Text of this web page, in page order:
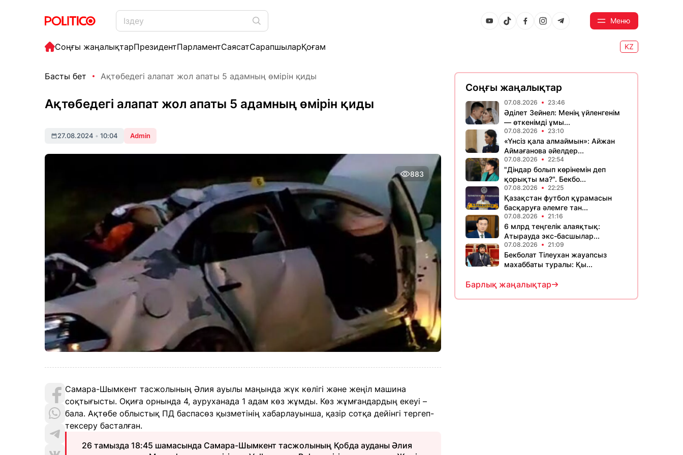
Меню
Соңғы жаңалықтарПрезидентПарламентСаясатСарапшыларҚоғам KZ
Басты бет Ақтөбедегі алапат жол апаты 5 адамның өмірін қиды
Ақтөбедегі алапат жол апаты 5 адамның өмірін қиды
27.08.2024 • 10:04 Admin
883
Самара-Шымкент тасжолының Әлия ауылы маңында жүк көлігі және жеңіл машина
соқтығысты. Оқиға орнында 4, ауруханада 1 адам көз жұмды. Көз жұмғандардың екеуі –
бала. Ақтөбе облыстық ПД баспасөз қызметінің хабарлауынша, қазір сотқа дейінгі тергеп-
тексеру басталған.
26 тамызда 18:45 шамасында Самара-Шымкент тасжолының Қобда ауданы Әлия
Соңғы жаңалықтар
07.08.2026 23:46
Әділет Зейнел: Менің үйленгенім
— өткенімді ұмы...
07.08.2026 23:10
«Үнсіз қала алмаймын»: Айжан
Аймағанова әйелдер...
07.08.2026 22:54
"Діндар болып көрінемін деп
қорықты ма?". Бекбо...
07.08.2026 22:25
Қазақстан футбол құрамасын
басқаруға әлемге тан...
07.08.2026 21:16
6 млрд теңгелік алаяқтық:
Атырауда экс-басшылар...
07.08.2026 21:09
Бекболат Тілеухан жауапсыз
махаббаты туралы: Қы...
Барлық жаңалықтар